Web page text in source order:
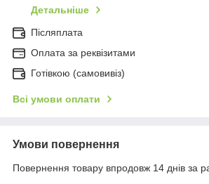
Детальніше
Післяплата
Оплата за реквізитами
Готівкою (самовивіз)
Всі умови оплати
Умови повернення
Повернення товару впродовж 14 днів за